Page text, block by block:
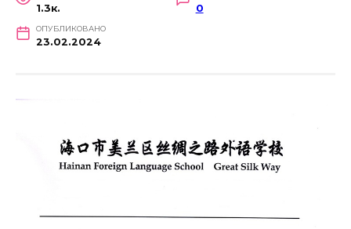
1.3к. 0
ОПУБЛИКОВАНО
23.02.2024